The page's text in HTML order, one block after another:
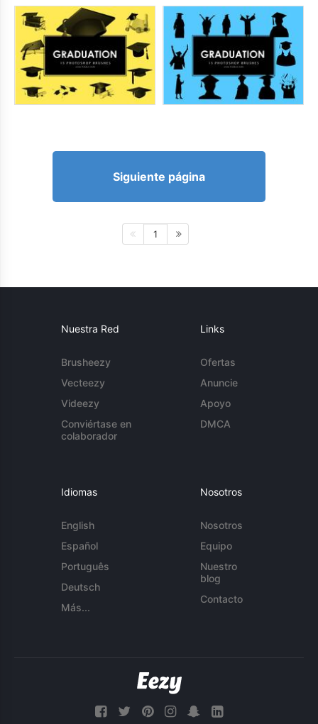
Siguiente página
1
Nuestra Red
Brusheezy
Vecteezy
Videezy
Conviértase en
colaborador
Links
Ofertas
Anuncie
Apoyo
DMCA
Idiomas
English
Español
Português
Deutsch
Más...
Nosotros
Nosotros
Equipo
Nuestro
blog
Contacto